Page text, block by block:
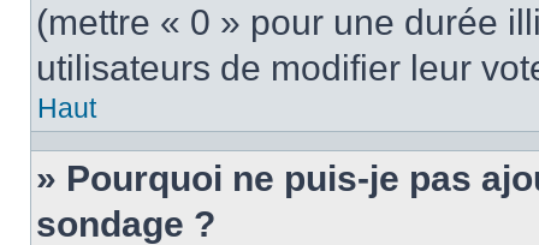
(mettre « 0 » pour une durée
utilisateurs de modifier leur
Haut
» Pourquoi ne puis-je pas
sondage ?